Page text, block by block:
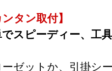
ンタン取付】
スピーディー、工
ゼットか、引掛シ